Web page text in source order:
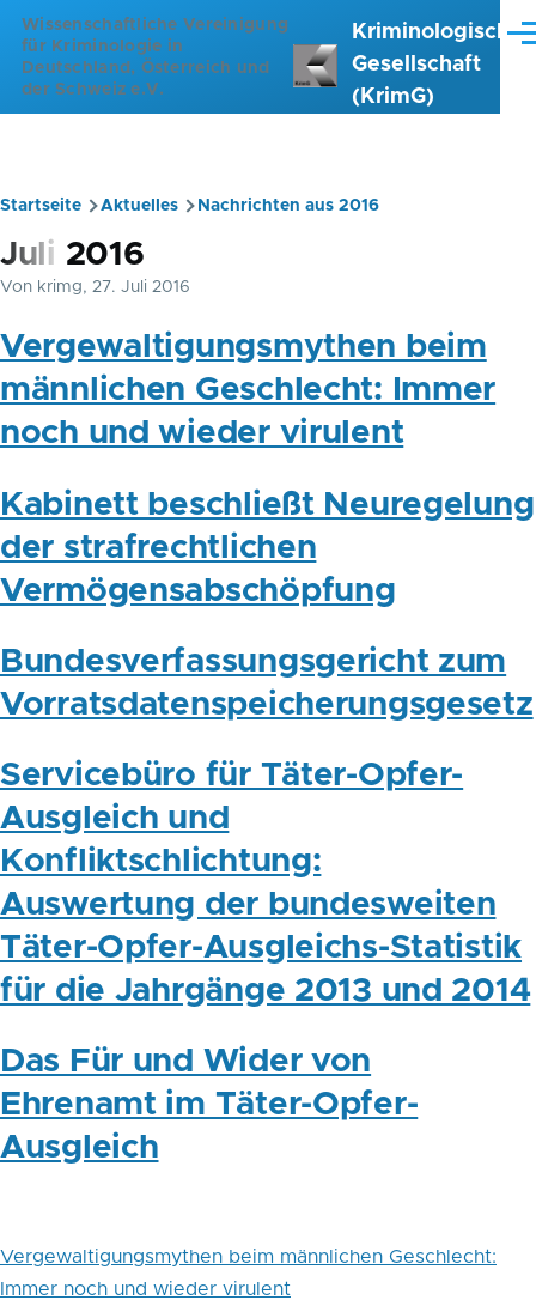
Direkt zum Inhalt
Wissenschaftliche Vereinigung
für Kriminologie in
Deutschland, Österreich und
der Schweiz e.V.
Kriminologische
Gesellschaft
(KrimG)
Pfadnavigation
Startseite Aktuelles Nachrichten aus 2016
Juli 2016
Von krimg, 27. Juli 2016
Vergewaltigungsmythen beim
männlichen Geschlecht: Immer
noch und wieder virulent
Kabinett beschließt Neuregelung
der strafrechtlichen
Vermögensabschöpfung
Bundesverfassungsgericht zum
Vorratsdatenspeicherungsgesetz
Servicebüro für Täter-Opfer-
Ausgleich und
Konfliktschlichtung:
Auswertung der bundesweiten
Täter-Opfer-Ausgleichs-Statistik
für die Jahrgänge 2013 und 2014
Das Für und Wider von
Ehrenamt im Täter-Opfer-
Ausgleich
Vergewaltigungsmythen beim männlichen Geschlecht:
Immer noch und wieder virulent